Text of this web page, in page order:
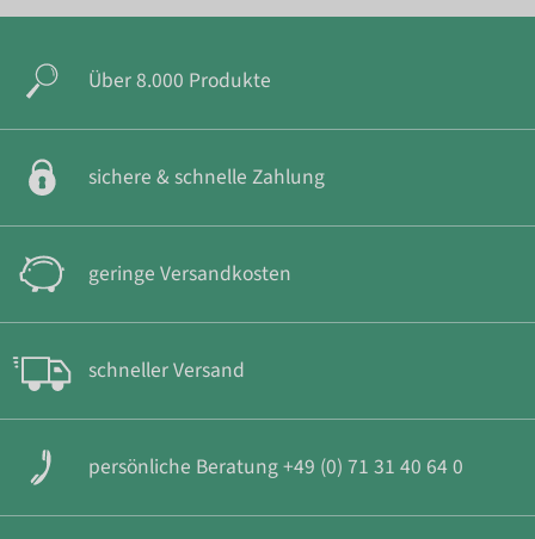
Über 8.000 Produkte
sichere & schnelle Zahlung
geringe Versandkosten
schneller Versand
persönliche Beratung +49 (0) 71 31 40 64 0